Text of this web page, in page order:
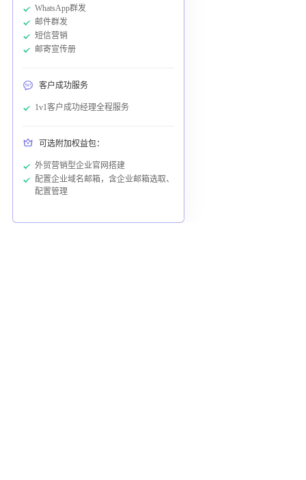
WhatsApp群发
邮件群发
短信营销
邮寄宣传册
客户成功服务
1v1客户成功经理全程服务
可选附加权益包：
外贸营销型企业官网搭建
配置企业域名邮箱，含企业邮箱选取、
配置管理